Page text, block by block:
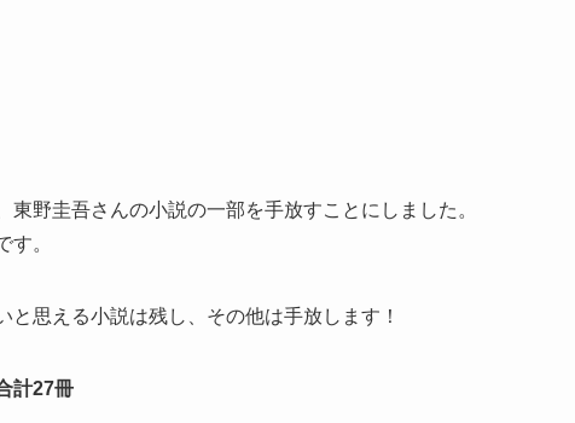
東野圭吾さんの小説の一部を手放すことにしました。
す。
と思える小説は残し、その他は手放します！
計27冊